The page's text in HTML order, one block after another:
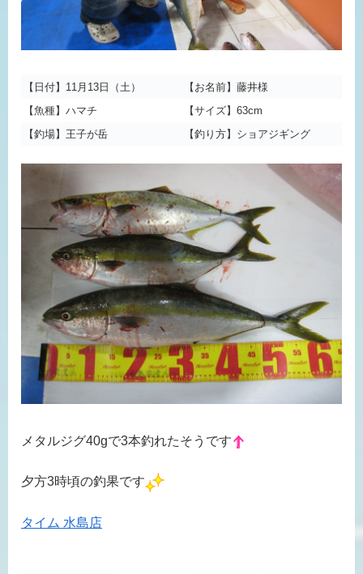
【日付】11月13日（土）
【お名前】藤井様
【魚種】ハマチ
【サイズ】63cm
【釣場】王子が岳
【釣り方】ショアジギング
メタルジグ40gで3本釣れたそうです
夕方3時頃の釣果です
タイム 水島店